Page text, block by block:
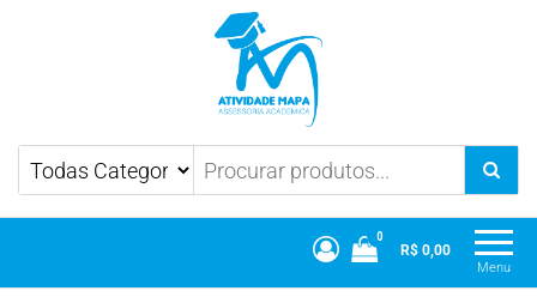
Atividade Mapa Mapa UniCesumar
Menu
0
R$ 0,00